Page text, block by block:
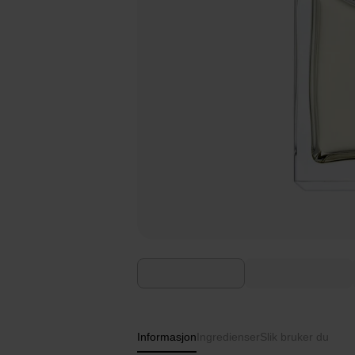
Informasjon Ingredienser Slik bruker du